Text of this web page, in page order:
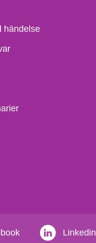
händelse
Linkedin